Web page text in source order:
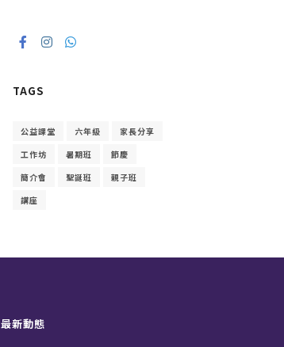
TAGS
公益課堂 六年級
家長分享
工作坊
暑期班
節慶
簡介會
聖誕班
親子班
講座
最新動態